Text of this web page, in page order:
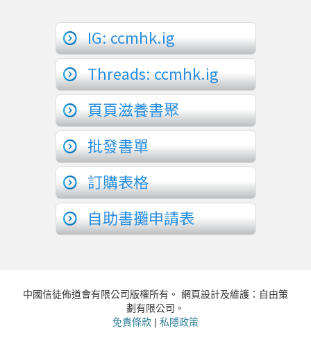
IG: ccmhk.ig
Threads: ccmhk.ig
頁頁滋養書聚
批發書單
訂購表格
自助書攤申請表
中國信徒佈道會有限公司版權所有。 網頁設計及維護：自由策
劃有限公司。
免責條款 | 私隱政策